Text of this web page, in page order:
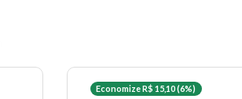
Economize R$ 15,10 (6%)